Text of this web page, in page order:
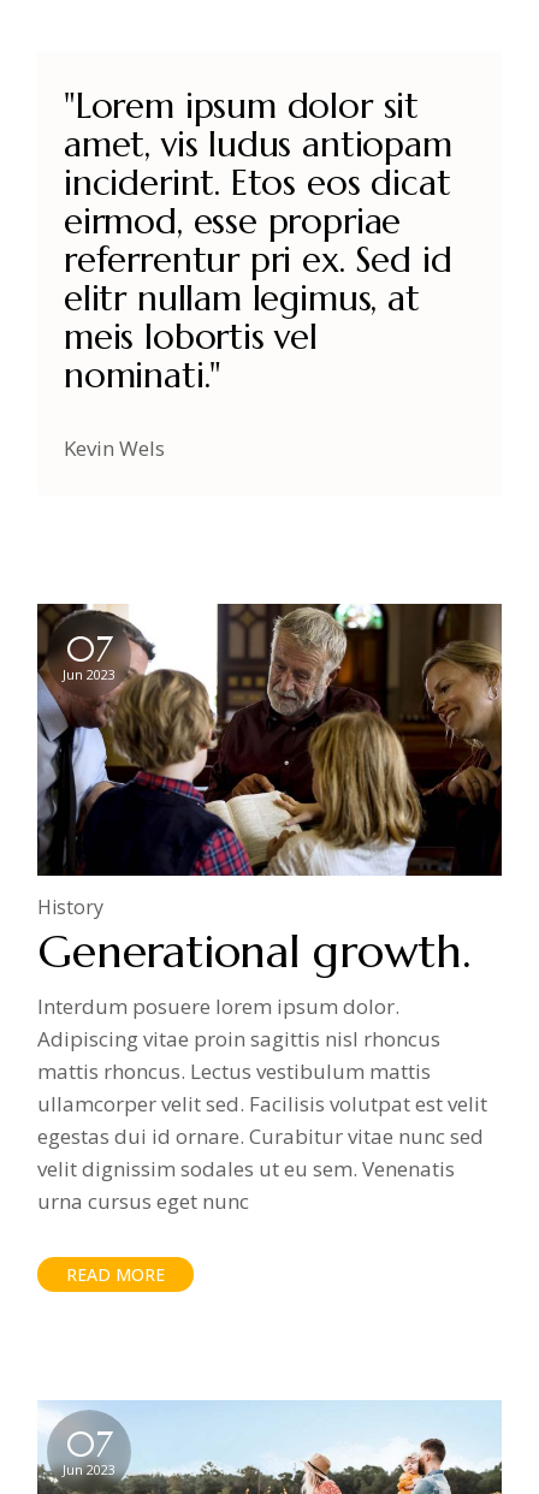
"Lorem ipsum dolor sit
amet, vis ludus antiopam
inciderint. Etos eos dicat
eirmod, esse propriae
referrentur pri ex. Sed id
elitr nullam legimus, at
meis lobortis vel
nominati."
Kevin Wels
07
Jun 2023
History
Generational growth.
Interdum posuere lorem ipsum dolor.
Adipiscing vitae proin sagittis nisl rhoncus
mattis rhoncus. Lectus vestibulum mattis
ullamcorper velit sed. Facilisis volutpat est velit
egestas dui id ornare. Curabitur vitae nunc sed
velit dignissim sodales ut eu sem. Venenatis
urna cursus eget nunc
READ MORE
07
Jun 2023